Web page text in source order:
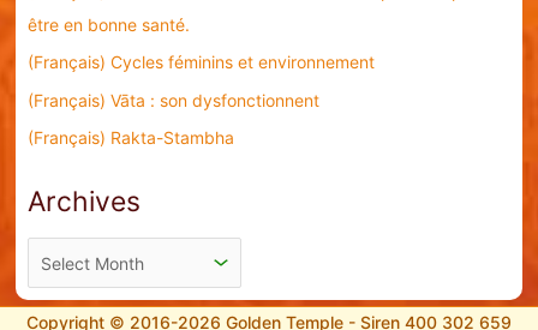
f
o
être en bonne santé.
(Français) Cycles féminins et environnement
(Français) Vāta : son dysfonctionnent
(Français) Rakta-Stambha
Archives
r
c
Copyright © 2016-2026 Golden Temple - Siren 400 302 659